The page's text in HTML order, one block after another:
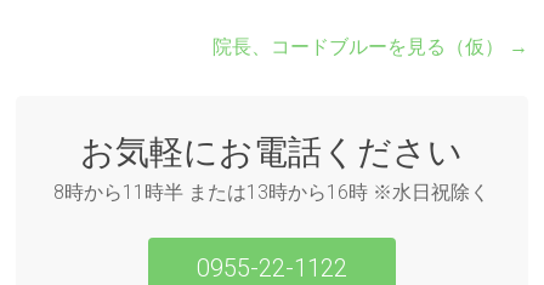
院長、コードブルーを見る（仮） →
お気軽にお電話ください
8時から11時半 または13時から16時 ※水日祝除く
0955-22-1122